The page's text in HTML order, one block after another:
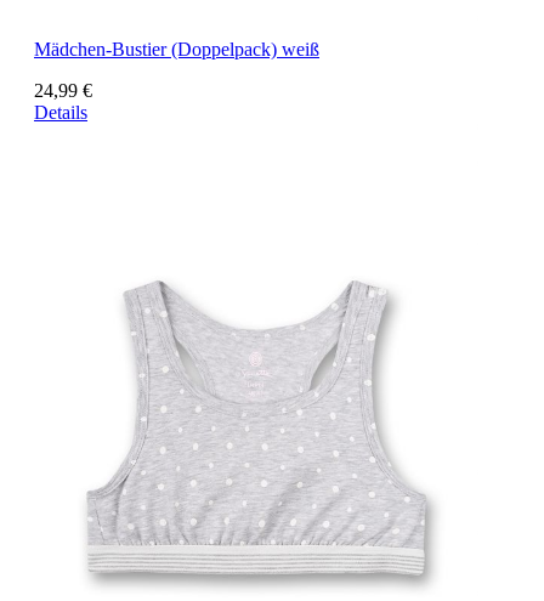
Mädchen-Bustier (Doppelpack) weiß
24,99 €
Details